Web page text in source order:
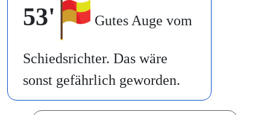
53' Gutes Auge vom
Schiedsrichter. Das wäre
sonst gefährlich geworden.